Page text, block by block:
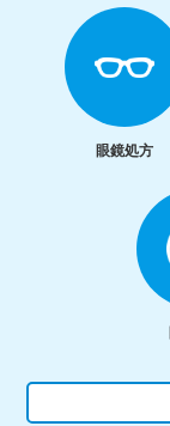
眼鏡処方